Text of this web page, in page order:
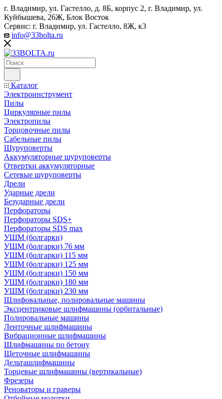
г. Владимир, ул. Гастелло, д. 8Б, корпус 2, г. Владимир, ул. ​
Куйбышева, 26Ж, Блок Восток
Сервис: г. Владимир, ул. Гастелло, 8Ж, к3
info@33bolta.ru
Каталог
Электроинструмент
Пилы
Циркулярные пилы
Электропилы
Торцовочные пилы
Сабельные пилы
Шуруповерты
Аккумуляторные шуруповерты
Отвертки аккумуляторные
Сетевые шуруповерты
Дрели
Ударные дрели
Безударные дрели
Перфораторы
Перфораторы SDS+
Перфораторы SDS max
УШМ (болгарки)
УШМ (болгарки) 76 мм
УШМ (болгарки) 115 мм
УШМ (болгарки) 125 мм
УШМ (болгарки) 150 мм
УШМ (болгарки) 180 мм
УШМ (болгарки) 230 мм
Шлифовальные, полировальные машины
Эксцентриковые шлифмашины (орбитальные)
Полировальные машины
Ленточные шлифмашины
Вибрационные шлифмашины
Шлифмашины по бетону
Щеточные шлифмашины
Дельташлифмашины
Торцевые шлифмашины (вертикальные)
Фрезеры
Реноваторы и граверы